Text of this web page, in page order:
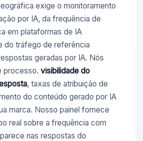
exige o monitoramento
por IA, da frequência de
em plataformas de IA
do tráfego de referência
geradas por IA. Nós
processo. visibilidade do
, taxas de atribuição de
do conteúdo gerado por IA
marca. Nosso painel fornece
real sobre a frequência com
nas respostas do